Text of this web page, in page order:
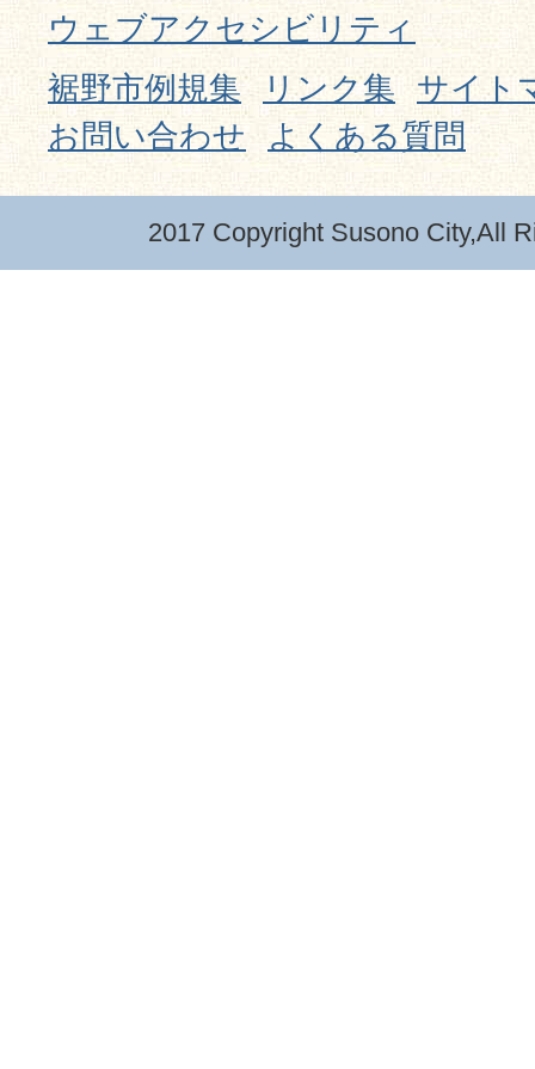
ウェブアクセシビリティ
裾野市例規集
リンク集
サイト
お問い合わせ
よくある質問
2017 Copyright Susono City,All